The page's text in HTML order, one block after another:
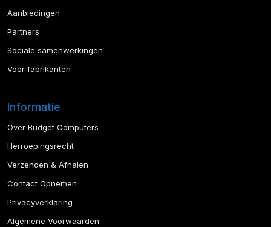
Aanbiedingen
Partners
Sociale samenwerkingen
Voor fabrikanten
Informatie
Over Budget Computers
Herroepingsrecht
Verzenden & Afhalen
Contact Opnemen
Privacyverklaring
Algemene Voorwaarden